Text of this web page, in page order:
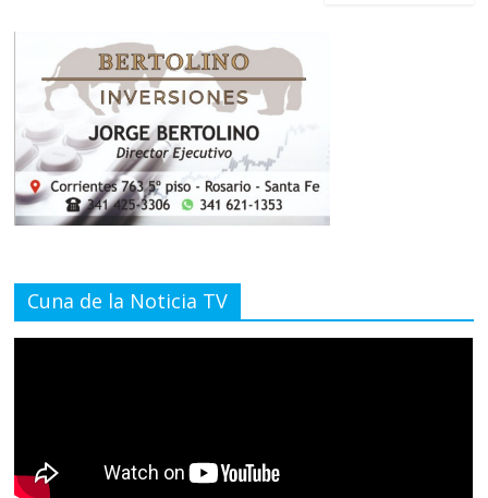
Cuna de la Noticia TV